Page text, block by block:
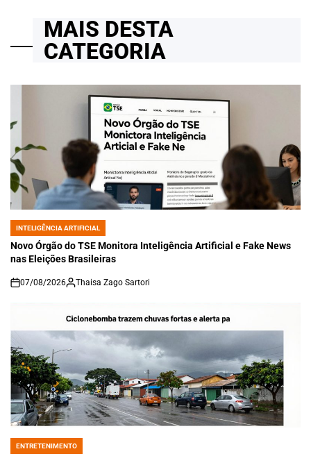
MAIS DESTA
CATEGORIA
POSTED
IN
INTELIGÊNCIA ARTIFICIAL
Novo Órgão do TSE Monitora Inteligência Artificial e Fake News
nas Eleições Brasileiras
on
07/08/2026 Thaisa Zago Sartori
POSTED
ENTRETENIMENTO